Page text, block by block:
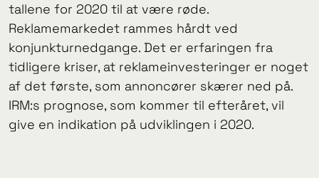
tallene for 2020 til at være røde.
Reklamemarkedet rammes hårdt ved
konjunkturnedgange. Det er erfaringen fra
tidligere kriser, at reklameinvesteringer er noget
af det første, som annoncører skærer ned på.
IRM:s prognose, som kommer til efteråret, vil
give en indikation på udviklingen i 2020.